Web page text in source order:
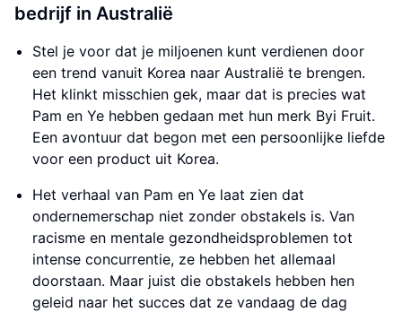
bedrijf in Australië
Stel je voor dat je miljoenen kunt verdienen door
een trend vanuit Korea naar Australië te brengen.
Het klinkt misschien gek, maar dat is precies wat
Pam en Ye hebben gedaan met hun merk Byi Fruit.
Een avontuur dat begon met een persoonlijke liefde
voor een product uit Korea.
Het verhaal van Pam en Ye laat zien dat
ondernemerschap niet zonder obstakels is. Van
racisme en mentale gezondheidsproblemen tot
intense concurrentie, ze hebben het allemaal
doorstaan. Maar juist die obstakels hebben hen
geleid naar het succes dat ze vandaag de dag